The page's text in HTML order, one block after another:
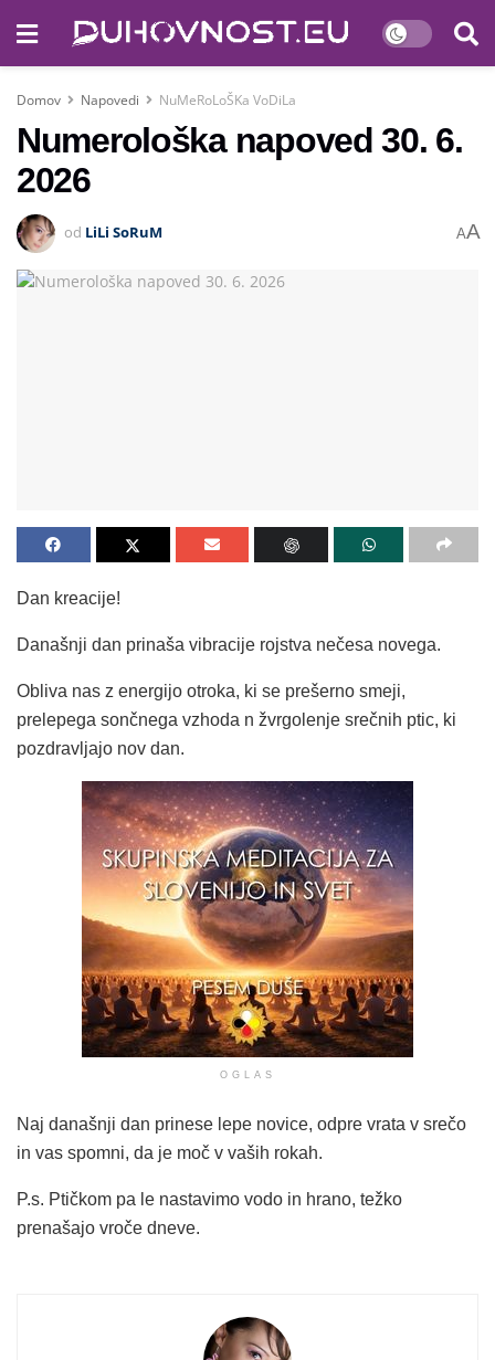
Domov Napovedi NuMeRoLoŠKa VoDiLa
Numerološka napoved 30. 6.
2026
od LiLi SoRuM AA
Dan kreacije!
Današnji dan prinaša vibracije rojstva nečesa novega.
Obliva nas z energijo otroka, ki se prešerno smeji,
prelepega sončnega vzhoda n žvrgolenje srečnih ptic, ki
pozdravljajo nov dan.
OGLAS
Naj današnji dan prinese lepe novice, odpre vrata v srečo
in vas spomni, da je moč v vaših rokah.
P.s. Ptičkom pa le nastavimo vodo in hrano, težko
prenašajo vroče dneve.